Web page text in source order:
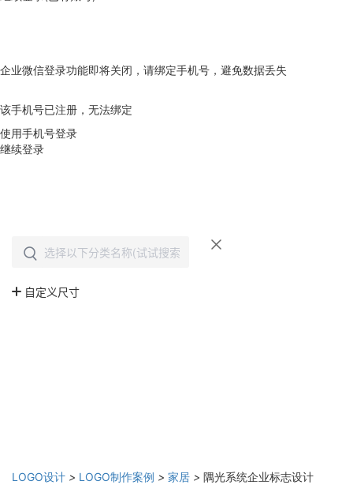
企业微信登录功能即将关闭，请绑定手机号，避免数据丢失
该手机号已注册，无法绑定
使用手机号登录
继续登录
LOGO设计 > LOGO制作案例 > 家居 > 隅光系统企业标志设计